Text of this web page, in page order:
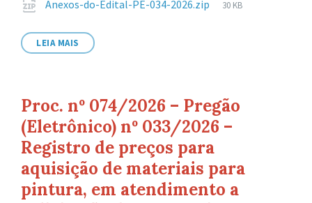
arquivo:
Anexos-do-Edital-PE-034-2026.zip
Tamanho
30 KB
LEIA MAIS
Proc. nº 074/2026 – Pregão
(Eletrônico) nº 033/2026 –
Registro de preços para
aquisição de materiais para
pintura, em atendimento a